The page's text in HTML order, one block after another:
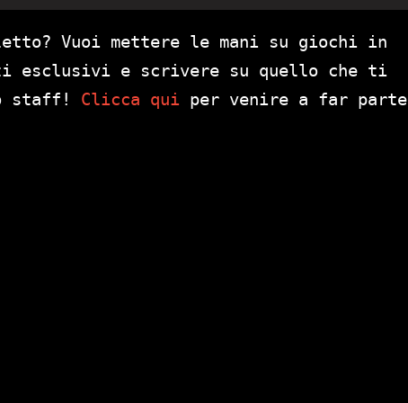
Vuoi mettere le mani su giochi in
esclusivi e scrivere su quello che ti
staff! Clicca qui per venire a far parte